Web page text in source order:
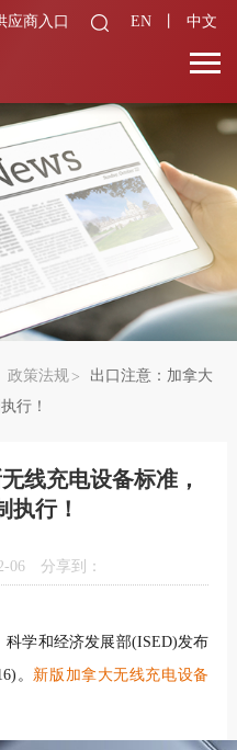
应商入口 EN 中文
政策法规
出口注意：加拿大
行！
线充电设备标准，
执行！
06 分享到：
科学和经济发展部(ISED)发布
。 新版加拿大无线充电设备